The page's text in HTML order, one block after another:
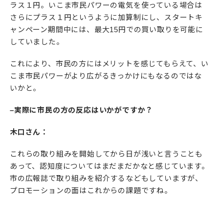
ラス１円。いこま市民パワーの電気を使っている場合は
さらにプラス１円というように加算制にし、スタートキ
ャンペーン期間中には、最大15円での買い取りを可能に
していました。
これにより、市民の方にはメリットを感じてもらえて、い
こま市民パワーがより広がるきっかけにもなるのではな
いかと。
–実際に市民の方の反応はいかがですか？
木口さん：
これらの取り組みを開始してから日が浅いと言うことも
あって、認知度についてはまだまだかなと感じています。
市の広報誌で取り組みを紹介するなどもしていますが、
プロモーションの面はこれからの課題ですね。